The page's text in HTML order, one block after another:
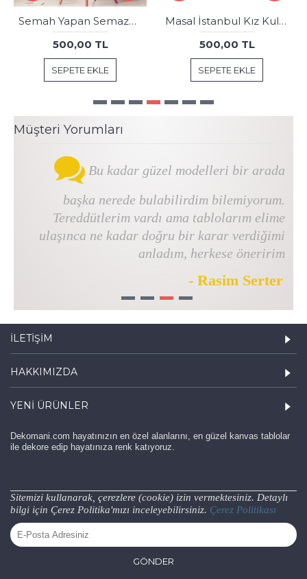
Semah Yapan Semazenler Tablosu dkmr558
500,00 TL
SEPETE EKLE
Masal İstanbul Kız Kulesi Masalsı Gece İstanbul Tablosu dkm-75-2B
500,00 TL
SEPETE EKLE
Müşteri Yorumları
Bu kadar güzel modelleri bir arada
başka nerede bulabilirdim bilemiyorum.
Tereddütlerim vardı ama tablolarım elime
ulaşınca ne kadar doğru bir karar verdiğimi
anladım, herkese öneririm
- Rasim Serter
1 2 3 4
İLETIŞIM
HAKKIMIZDA
YENI ÜRÜNLER
Dekomani.com hayatınızın en özel alanlarını, en güzel kanvas tablolar
ile dekore edip hayatınıza renk katıyoruz.
Sitemizi kullanarak, çerezlere (cookie) izin vermektesiniz. Detaylı
bilgi için Çerez Politika'mızı inceleyebilirsiniz. Çerez Politikası
GÖNDER